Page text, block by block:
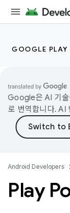
GOOGLE PLAY
Google은 AI 기술
로 번역합니다. AI
Android Developers
Play